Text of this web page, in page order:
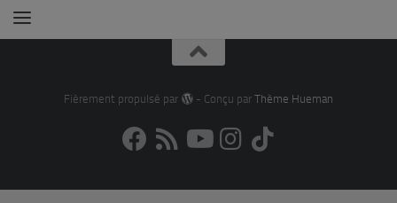
Fièrement propulsé par - Conçu par Thème Hueman